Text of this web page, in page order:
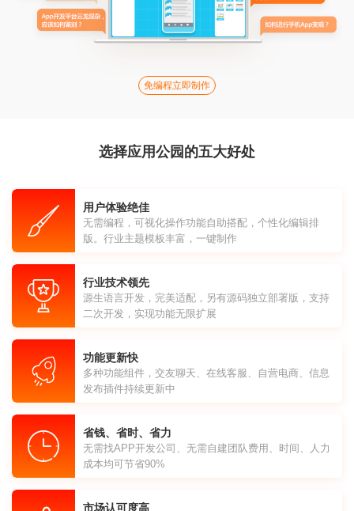
免编程立即制作
选择应用公园的五大好处
用户体验绝佳
无需编程，可视化操作功能自助搭配，个性化编辑排
版。行业主题模板丰富，一键制作
行业技术领先
源生语言开发，完美适配，另有源码独立部署版，支持
二次开发，实现功能无限扩展
功能更新快
多种功能组件，交友聊天、在线客服、自营电商、信息
发布插件持续更新中
省钱、省时、省力
无需找APP开发公司、无需自建团队费用、时间、人力
成本均可节省90%
市场认可度高